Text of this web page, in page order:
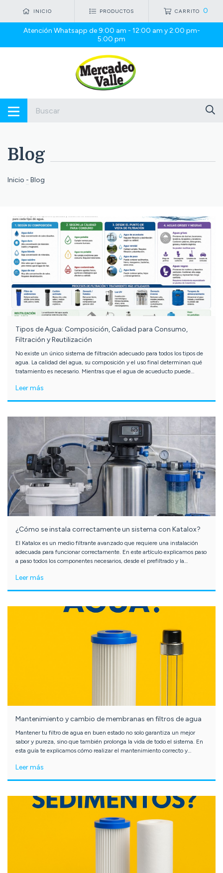
INICIO PRODUCTOS CARRITO 0
Atención Whatsapp de 9:00 am - 12:00 am y 2:00 pm-
5:00 pm
Blog
Inicio - Blog
Tipos de Agua: Composición, Calidad para Consumo,
Filtración y Reutilización
No existe un único sistema de filtración adecuado para todos los tipos de
agua. La calidad del agua, su composición y el uso final determinan qué
tratamiento es necesario. Mientras que el agua de acueducto puede
salobres, grises o negras demandan soluciones mucho más
un análisis que permita diseñar la solución más adecuada para cada
necesidad. En Mercadeo Valle contamos con filtros de agua, sistemas de
ósmosis inversa, lámparas UV, medios filtrantes y soluciones para
aplicaciones domésticas, comerciales e industriales, ayudando a nuestros
clientes a mejorar la calidad del agua de acuerdo con sus necesidades
específicas
Leer más
¿Cómo se instala correctamente un sistema con Katalox?
El Katalox es un medio filtrante avanzado que requiere una instalación
adecuada para funcionar correctamente. En este artículo explicamos paso
a paso todos los componentes necesarios, desde el prefiltrado y la
aclarando en qué casos es recomendable y cuándo no.
Leer más
Mantenimiento y cambio de membranas en filtros de agua
Mantener tu filtro de agua en buen estado no solo garantiza un mejor
sabor y pureza, sino que también prolonga la vida de todo el sistema. En
esta guía te explicamos cómo realizar el mantenimiento correcto y
Leer más